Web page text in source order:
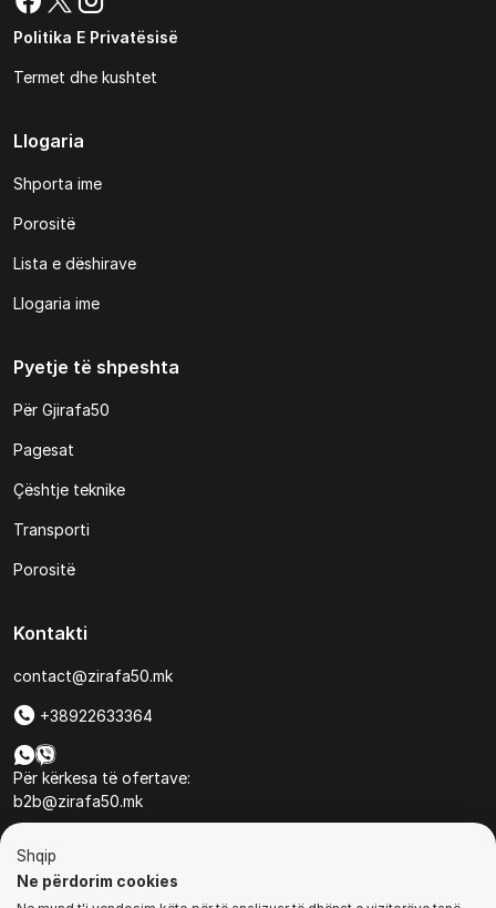
Politika E Privatësisë
Termet dhe kushtet
Llogaria
Shporta ime
Porositë
Lista e dëshirave
Llogaria ime
Pyetje të shpeshta
Për Gjirafa50
Pagesat
Çështje teknike
Transporti
Porositë
Kontakti
contact@zirafa50.mk
+38922633364
Për kërkesa të ofertave:
b2b@zirafa50.mk
Shqip
Ne përdorim cookies